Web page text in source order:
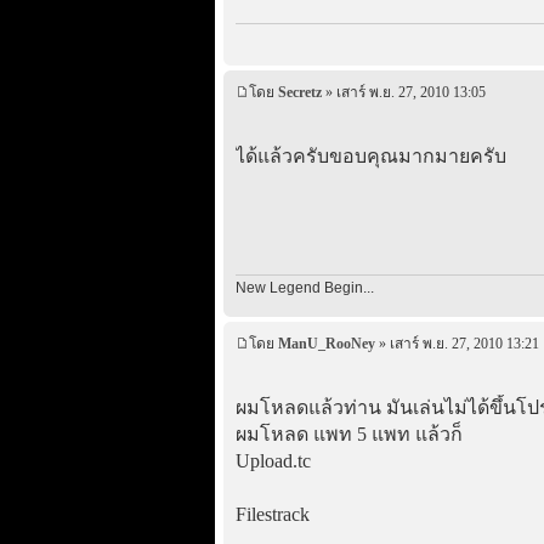
โดย Secretz» เสาร์ พ.ย. 27, 2010 13:05
ได้แล้วครับขอบคุณมากมายครับ
New Legend Begin...
โดย ManU_RooNey» เสาร์ พ.ย. 27, 2010 13:21
ผมโหลดแล้วท่าน มันเล่นไม่ได้ขึ้นโป
ผมโหลด แพท 5 แพท แล้วก็
Upload.tc
Filestrack